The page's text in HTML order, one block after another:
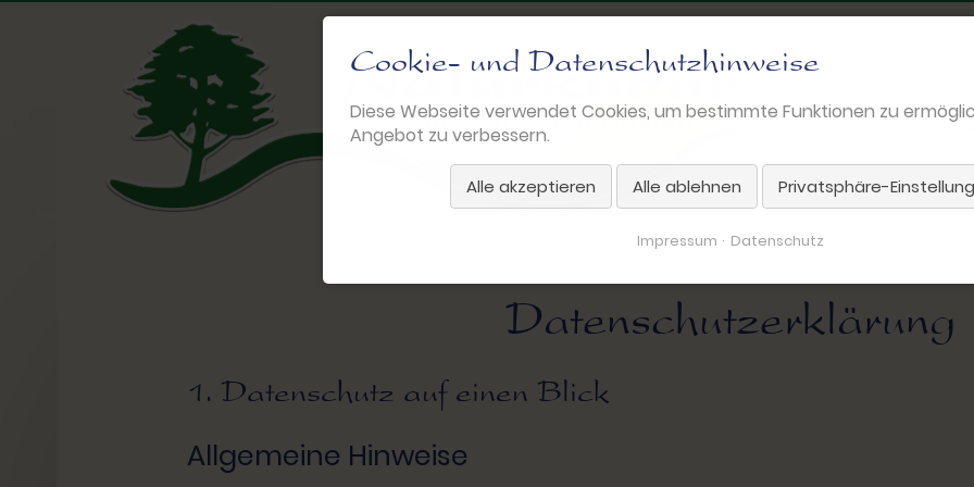
Datenschutzerklärung
1. Datenschutz auf einen Blick
Allgemeine Hinweise
Cookie- und Datenschutzhinweise
Diese Webseite verwendet Cookies, um bestimmte Funktionen zu
Angebot zu verbessern.
Alle akzeptieren Alle ablehnen Privatsphäre-
Impressum Datenschutz